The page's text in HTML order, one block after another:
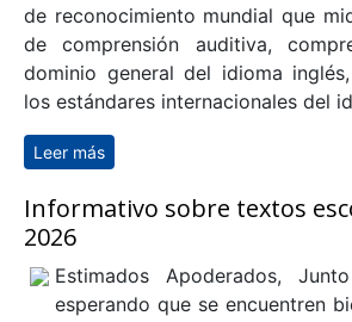
de reconocimiento mundial que
de comprensión auditiva,
dominio general del idioma
los estándares internacionales del
Leer más
Informativo sobre textos
2026
Estimados Apoderados,
esperando que se encuentren